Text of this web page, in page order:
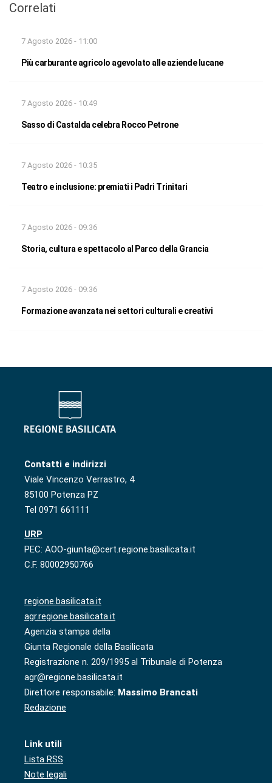
Correlati
7 Agosto 2026 - 11:00
Più carburante agricolo agevolato alle aziende lucane
7 Agosto 2026 - 10:49
Sasso di Castalda celebra Rocco Petrone
7 Agosto 2026 - 10:35
Teatro e inclusione: premiati i Padri Trinitari
7 Agosto 2026 - 09:36
Storia, cultura e spettacolo al Parco della Grancia
7 Agosto 2026 - 09:36
Formazione avanzata nei settori culturali e creativi
Contatti e indirizzi
Viale Vincenzo Verrastro, 4
85100 Potenza PZ
Tel 0971 661111
URP
PEC: AOO-giunta@cert.regione.basilicata.it
C.F. 80002950766
regione.basilicata.it
agr.regione.basilicata.it
Agenzia stampa della
Giunta Regionale della Basilicata
Registrazione n. 209/1995 al Tribunale di Potenza
agr@regione.basilicata.it
Direttore responsabile: Massimo Brancati
Redazione
Link utili
Lista RSS
Note legali